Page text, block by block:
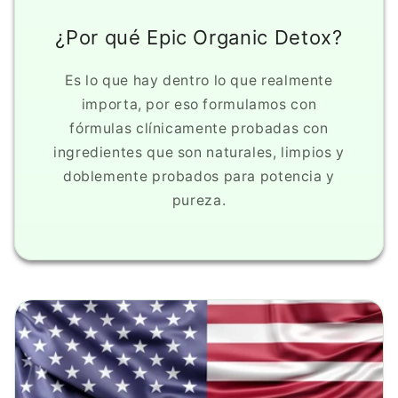
¿Por qué Epic Organic Detox?
Es lo que hay dentro lo que realmente
importa, por eso formulamos con
fórmulas clínicamente probadas con
ingredientes que son naturales, limpios y
doblemente probados para potencia y
pureza.